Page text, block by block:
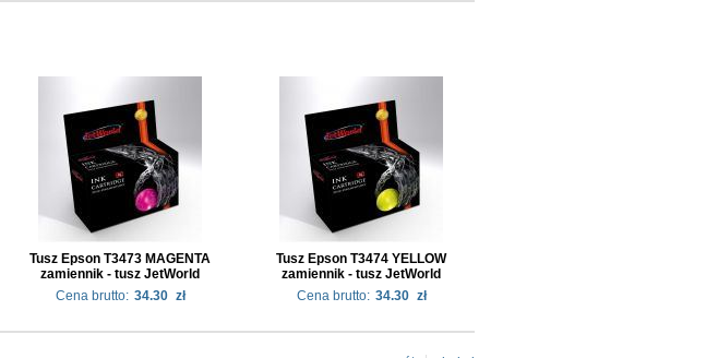
Tusz Epson T3473 MAGENTA
zamiennik - tusz JetWorld
Cena brutto: 34.30 zł
Tusz Epson T3474 YELLOW
zamiennik - tusz JetWorld
Cena brutto: 34.30 zł